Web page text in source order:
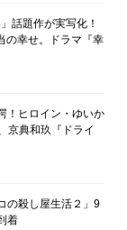
話題作が実写化！
の幸せ。ドラマ『幸
！ヒロイン・ゆいか
京典和玖『ドライ
の殺し屋生活２」9
着